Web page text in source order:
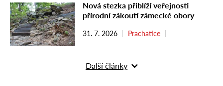
Nová stezka přiblíží veřejnosti
přírodní zákoutí zámecké obory
31. 7. 2026 Prachatice
Další články